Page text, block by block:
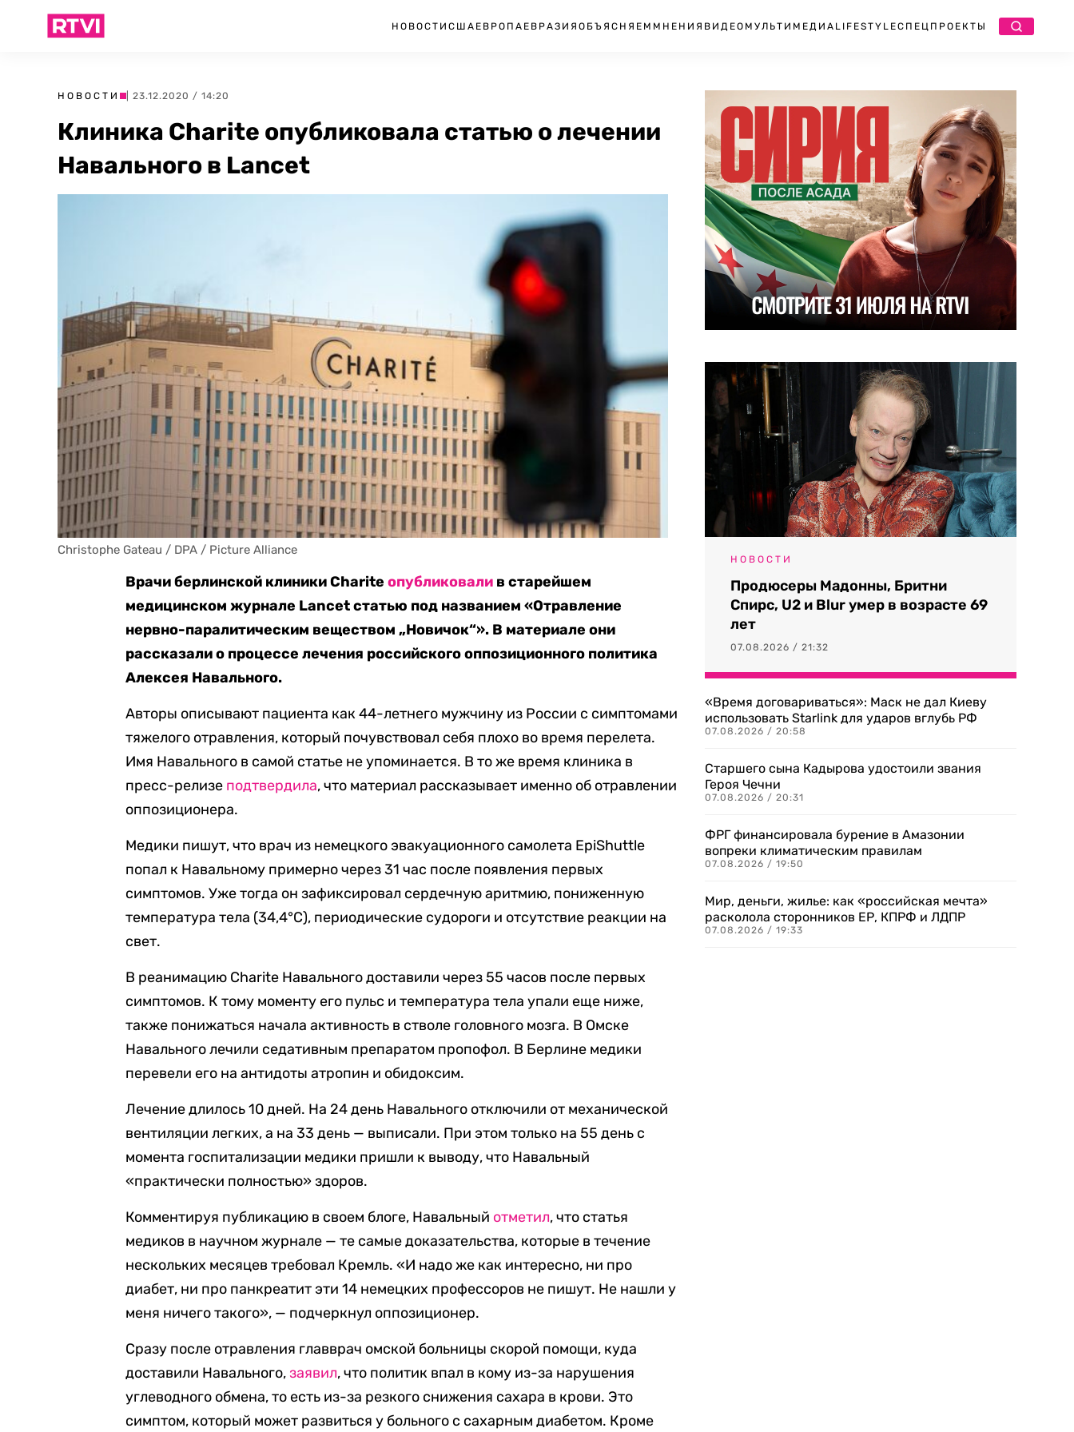
НОВОСТИ США ЕВРОПА ЕВРАЗИЯ ОБЪЯСНЯЕМ МНЕНИЯ ВИДЕО МУЛЬТИМЕДИА LIFESTYLEСПЕЦПРОЕКТЫ
НОВОСТИ | 23.12.2020 / 14:20
Клиника Charite опубликовала статью о лечении
Навального в Lancet
Christophe Gateau / DPA / Picture Alliance
Врачи берлинской клиники Chariteопубликовали в старейшем
медицинском журнале Lancet статью под названием «Отравление
нервно-паралитическим веществом „Новичок“». В материале они
рассказали о процессе лечения российского оппозиционного политика
Алексея Навального.
Авторы описывают пациента как 44-летнего мужчину из России с симптомами
тяжелого отравления, который почувствовал себя плохо во время перелета.
Имя Навального в самой статье не упоминается. В то же время клиника в
пресс-релизе подтвердила, что материал рассказывает именно об отравлении
оппозиционера.
Медики пишут, что врач из немецкого эвакуационного самолета EpiShuttle
попал к Навальному примерно через 31 час после появления первых
симптомов. Уже тогда он зафиксировал сердечную аритмию, пониженную
температура тела (34,4°C), периодические судороги и отсутствие реакции на
свет.
В реанимацию Charite Навального доставили через 55 часов после первых
симптомов. К тому моменту его пульс и температура тела упали еще ниже,
также понижаться начала активность в стволе головного мозга. В Омске
Навального лечили седативным препаратом пропофол. В Берлине медики
перевели его на антидоты атропин и обидоксим.
Лечение длилось 10 дней. На 24 день Навального отключили от механической
вентиляции легких, а на 33 день — выписали. При этом только на 55 день с
момента госпитализации медики пришли к выводу, что Навальный
«практически полностью» здоров.
Комментируя публикацию в своем блоге, Навальный отметил, что статья
медиков в научном журнале — те самые доказательства, которые в течение
нескольких месяцев требовал Кремль. «И надо же как интересно, ни про
диабет, ни про панкреатит эти 14 немецких профессоров не пишут. Не нашли у
меня ничего такого», — подчеркнул оппозиционер.
Сразу после отравления главврач омской больницы скорой помощи, куда
доставили Навального,заявил, что политик впал в кому из-за нарушения
углеводного обмена, то есть из-за резкого снижения сахара в крови. Это
симптом, который может развиться у больного с сахарным диабетом. Кроме
НОВОСТИ
Продюсеры Мадонны, Бритни
Спирс, U2 и Blur умер в возрасте 69
лет
07.08.2026 / 21:32
«Время договариваться»: Маск не дал Киеву
использовать Starlink для ударов вглубь РФ
07.08.2026 / 20:58
Старшего сына Кадырова удостоили звания
Героя Чечни
07.08.2026 / 20:31
ФРГ финансировала бурение в Амазонии
вопреки климатическим правилам
07.08.2026 / 19:50
Мир, деньги, жилье: как «российская мечта»
расколола сторонников ЕР, КПРФ и ЛДПР
07.08.2026 / 19:33